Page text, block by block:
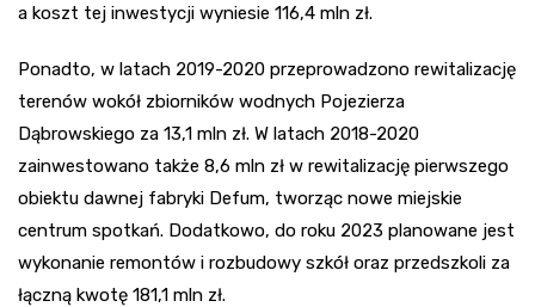
a koszt tej inwestycji wyniesie 116,4 mln zł.
Ponadto, w latach 2019-2020 przeprowadzono rewitalizację
terenów wokół zbiorników wodnych Pojezierza
Dąbrowskiego za 13,1 mln zł. W latach 2018-2020
zainwestowano także 8,6 mln zł w rewitalizację pierwszego
obiektu dawnej fabryki Defum, tworząc nowe miejskie
centrum spotkań. Dodatkowo, do roku 2023 planowane jest
wykonanie remontów i rozbudowy szkół oraz przedszkoli za
łączną kwotę 181,1 mln zł.